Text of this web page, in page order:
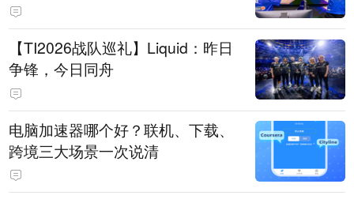
【TI2026战队巡礼】Liquid：昨日
争锋，今日同舟
电脑加速器哪个好？联机、下载、
跨境三大场景一次说清